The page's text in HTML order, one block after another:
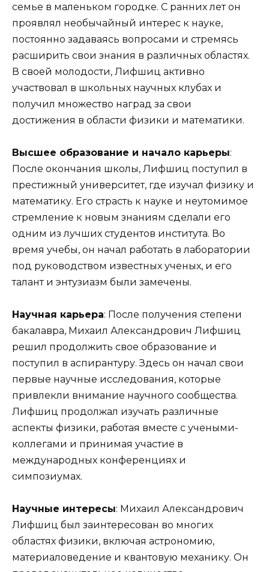
семье в маленьком городке. С ранних лет он
проявлял необычайный интерес к науке,
постоянно задаваясь вопросами и стремясь
расширить свои знания в различных областях.
В своей молодости, Лифшиц активно
участвовал в школьных научных клубах и
получил множество наград за свои
достижения в области физики и математики.
Высшее образование и начало карьеры:
После окончания школы, Лифшиц поступил в
престижный университет, где изучал физику и
математику. Его страсть к науке и неутомимое
стремление к новым знаниям сделали его
одним из лучших студентов института. Во
время учебы, он начал работать в лаборатории
под руководством известных ученых, и его
талант и энтузиазм были замечены.
Научная карьера: После получения степени
бакалавра, Михаил Александрович Лифшиц
решил продолжить свое образование и
поступил в аспирантуру. Здесь он начал свои
первые научные исследования, которые
привлекли внимание научного сообщества.
Лифшиц продолжал изучать различные
аспекты физики, работая вместе с учеными-
коллегами и принимая участие в
международных конференциях и
симпозиумах.
Научные интересы: Михаил Александрович
Лифшиц был заинтересован во многих
областях физики, включая астрономию,
материаловедение и квантовую механику. Он